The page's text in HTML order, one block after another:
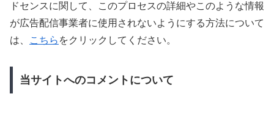
ドセンスに関して、このプロセスの詳細やこのような情報
が広告配信事業者に使用されないようにする方法について
は、
こちら をクリックしてください。
当サイトへのコメントについて